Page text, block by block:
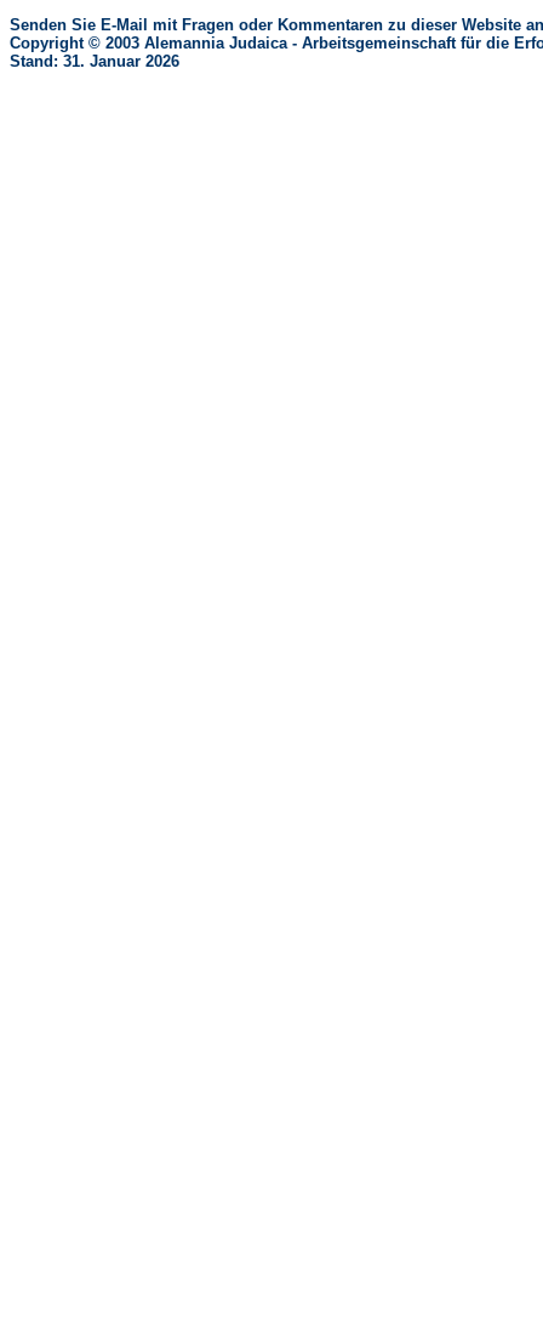
Senden Sie E-Mail mit Fragen oder Kommentaren zu dieser Website
Copyright © 2003 Alemannia Judaica - Arbeitsgemeinschaft für die
Stand: 31. Januar 2026